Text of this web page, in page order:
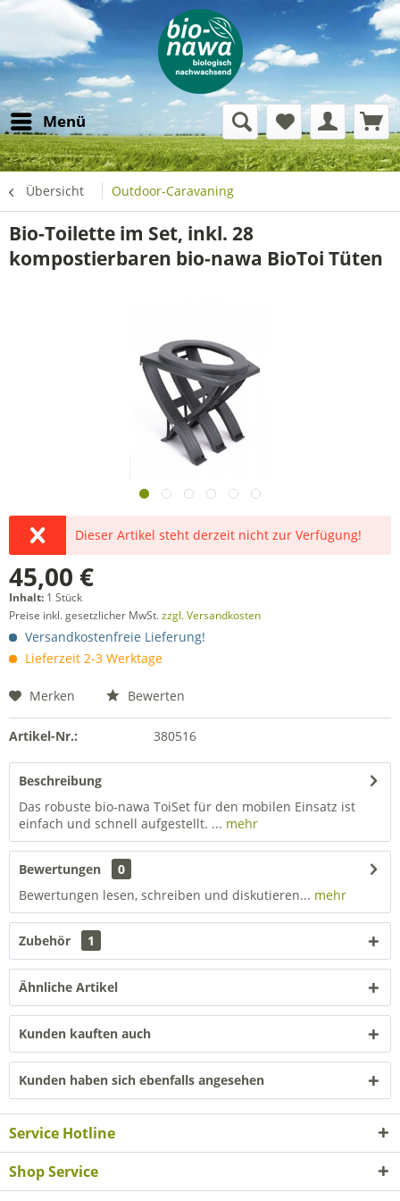
Menü
Übersicht Outdoor-Caravaning
Bio-Toilette im Set, inkl. 28
kompostierbaren bio-nawa BioToi Tüten
Dieser Artikel steht derzeit nicht zur Verfügung!
45,00 €
Inhalt: 1 Stück
Preise inkl. gesetzlicher MwSt.zzgl. Versandkosten
Versandkostenfreie Lieferung!
Lieferzeit 2-3 Werktage
Merken Bewerten
Artikel-Nr.: 380516
Beschreibung
Das robuste bio-nawa ToiSet für den mobilen Einsatz ist
einfach und schnell aufgestellt. ... mehr
Bewertungen
0
Bewertungen lesen, schreiben und diskutieren... mehr
Zubehör 1
Ähnliche Artikel
Kunden kauften auch
Kunden haben sich ebenfalls angesehen
Service Hotline
Shop Service